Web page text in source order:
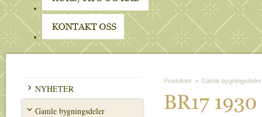
NYHETER
Gamle bygningsdeler
Produkter > Gamle bygningsdeler
BR17 1930